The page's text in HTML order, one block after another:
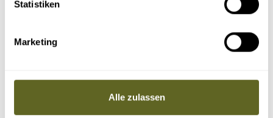
Statistiken
Marketing
Alle zulassen